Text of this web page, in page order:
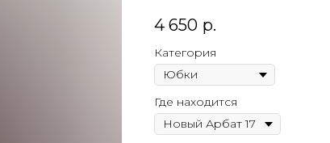
4 650 р.
Категория
Где находится